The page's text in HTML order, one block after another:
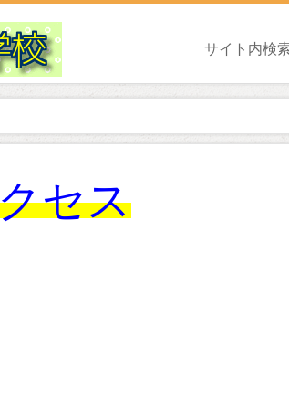
サイト内検
セス